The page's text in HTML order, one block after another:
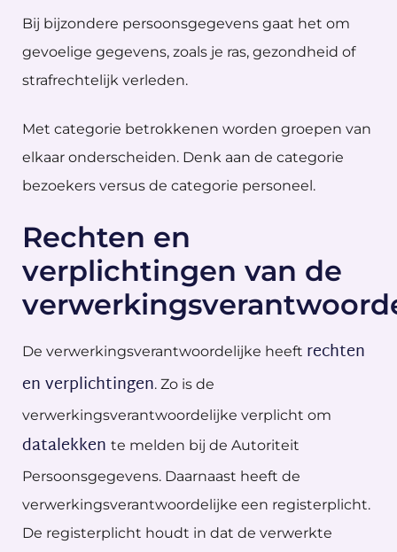
Bij bijzondere persoonsgegevens gaat het om
gevoelige gegevens, zoals je ras, gezondheid of
strafrechtelijk verleden.
Met categorie betrokkenen worden groepen van
elkaar onderscheiden. Denk aan de categorie
bezoekers versus de categorie personeel.
Rechten en
verplichtingen van de
De verwerkingsverantwoordelijke heeft rechten
en verplichtingen. Zo is de
verwerkingsverantwoordelijke verplicht om
datalekken te melden bij de Autoriteit
Persoonsgegevens. Daarnaast heeft de
verwerkingsverantwoordelijke een registerplicht.
De registerplicht houdt in dat de verwerkte